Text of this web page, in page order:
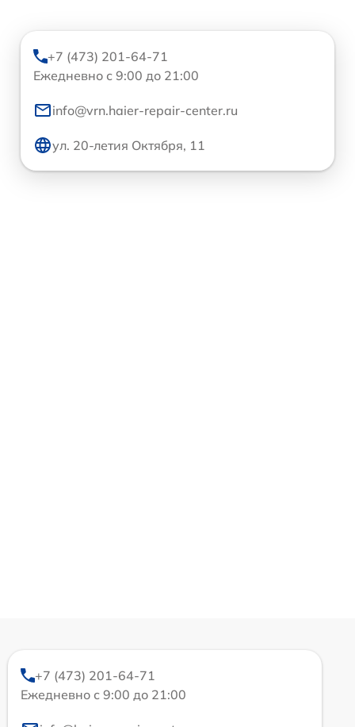
+7 (473) 201-64-71
Ежедневно с 9:00 до 21:00
info@vrn.haier-repair-center.ru
ул. 20-летия Октября, 11
+7 (473) 201-64-71
Ежедневно с 9:00 до 21:00